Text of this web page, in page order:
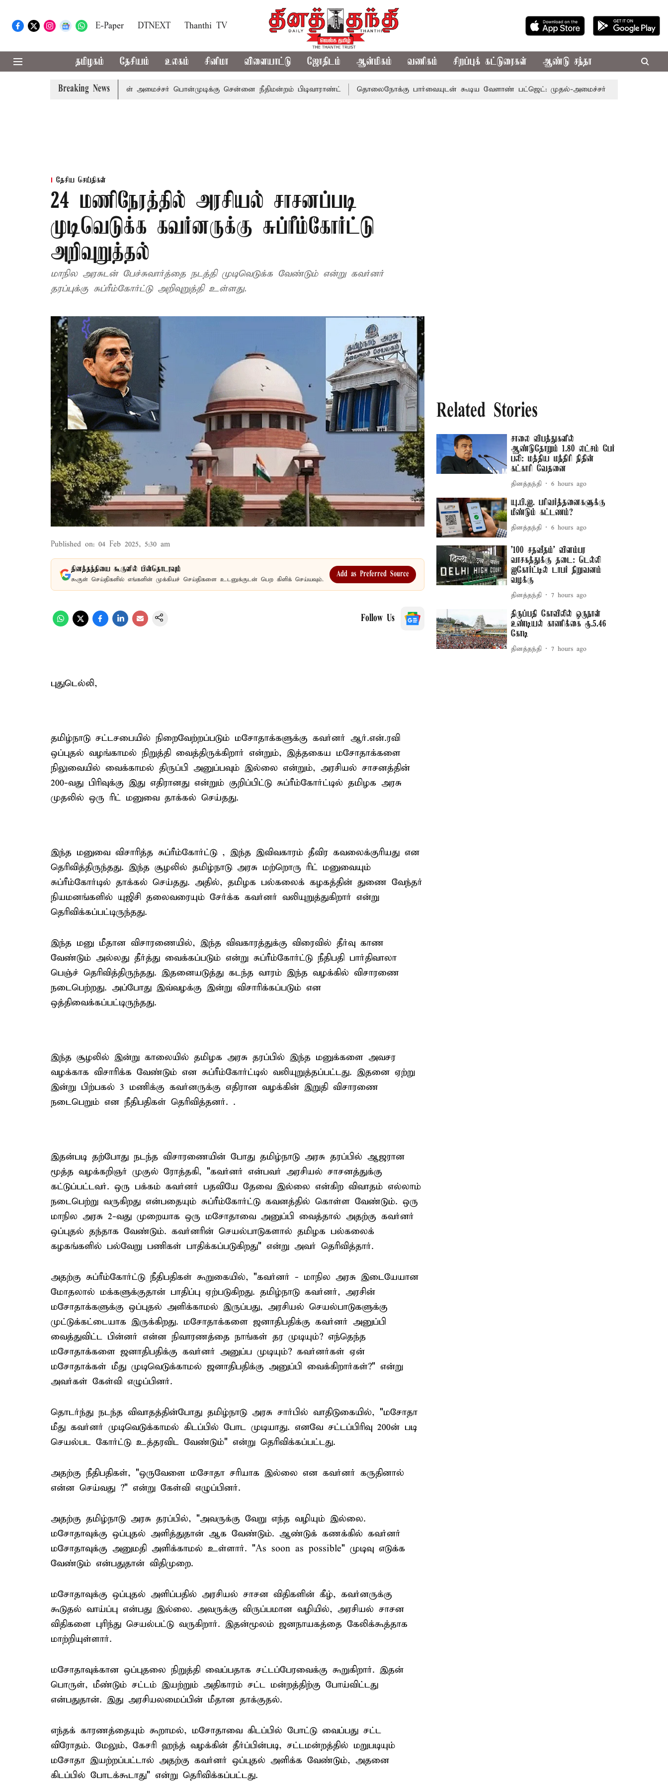
E-Paper DTNEXT Thanthi TV
தமிழகம் தேசியம் உலகம் சினிமா விளையாட்டு ஜோதிடம் ஆன்மிகம் வணிகம் சிறப்புக் கட்டுரைகள் ஆண்டு சந்தா
Breaking News
முன்னாள் அமைச்சர் பொன்முடிக்கு சென்னை நீதிமன்றம் பிடிவாராண்ட் தொலைநோக்கு பார்வையுடன் கூடிய வேளாண் பட்ஜெட்: முதல்-அமைச்சர் விஜய்
தேசிய செய்திகள்
24 மணிநேரத்தில் அரசியல் சாசனப்படி
முடிவெடுக்க கவர்னருக்கு சுப்ரீம்கோர்ட்டு
அறிவுறுத்தல்
மாநில அரசுடன் பேச்சுவார்த்தை நடத்தி முடிவெடுக்க வேண்டும் என்று கவர்னர்
தரப்புக்கு சுப்ரீம்கோர்ட்டு அறிவுறுத்தி உள்ளது.
Published on: 04 Feb 2025, 5:30 am
தினத்தந்தியை கூகுளில் பின்தொடரவும்
கூகுள் செய்திகளில் எங்களின் முக்கியச் செய்திகளை உடனுக்குடன் பெற கிளிக் செய்யவும்.
Add as Preferred Source
Follow Us
புதுடெல்லி,
தமிழ்நாடு சட்டசபையில் நிறைவேற்றப்படும் மசோதாக்களுக்கு கவர்னர் ஆர்.என்.ரவி
ஒப்புதல் வழங்காமல் நிறுத்தி வைத்திருக்கிறார் என்றும், இத்தகைய மசோதாக்களை
நிலுவையில் வைக்காமல் திருப்பி அனுப்பவும் இல்லை என்றும், அரசியல் சாசனத்தின்
200-வது பிரிவுக்கு இது எதிரானது என்றும் குறிப்பிட்டு சுப்ரீம்கோர்ட்டில் தமிழக அரசு
முதலில் ஒரு ரிட் மனுவை தாக்கல் செய்தது.
இந்த மனுவை விசாரித்த சுப்ரீம்கோர்ட்டு , இந்த இவிவகாரம் தீவிர கவலைக்குரியது என
தெரிவித்திருந்தது. இந்த சூழலில் தமிழ்நாடு அரசு மற்றொரு ரிட் மனுவையும்
சுப்ரீம்கோர்டில் தாக்கல் செய்தது. அதில், தமிழக பல்கலைக் கழகத்தின் துணை வேந்தர்
நியமனங்களில் யுஜிசி தலைவரையும் சேர்க்க கவர்னர் வலியுறுத்துகிறார் என்று
தெரிவிக்கப்பட்டிருந்தது.
இந்த மனு மீதான விசாரணையில், இந்த விவகாரத்துக்கு விரைவில் தீர்வு காண
வேண்டும் அல்லது தீர்த்து வைக்கப்படும் என்று சுப்ரீம்கோர்ட்டு நீதிபதி பார்திவாலா
பெஞ்ச் தெரிவித்திருந்தது. இதனையடுத்து கடந்த வாரம் இந்த வழக்கில் விசாரணை
நடைபெற்றது. அப்போது இவ்வழக்கு இன்று விசாரிக்கப்படும் என
ஒத்திவைக்கப்பட்டிருந்தது.
இந்த சூழலில் இன்று காலையில் தமிழக அரசு தரப்பில் இந்த மனுக்களை அவசர
வழக்காக விசாரிக்க வேண்டும் என சுப்ரீம்கோர்ட்டில் வலியுறுத்தப்பட்டது. இதனை ஏற்று
இன்று பிற்பகல் 3 மணிக்கு கவர்னருக்கு எதிரான வழக்கின் இறுதி விசாரணை
நடைபெறும் என நீதிபதிகள் தெரிவித்தனர். .
இதன்படி தற்போது நடந்த விசாரணையின் போது தமிழ்நாடு அரசு தரப்பில் ஆஜரான
மூத்த வழக்கறிஞர் முகுல் ரோத்தகி, "கவர்னர் என்பவர் அரசியல் சாசனத்துக்கு
கட்டுப்பட்டவர். ஒரு பக்கம் கவர்னர் பதவியே தேவை இல்லை என்கிற விவாதம் எல்லாம்
நடைபெற்று வருகிறது என்பதையும் சுப்ரீம்கோர்ட்டு கவனத்தில் கொள்ள வேண்டும். ஒரு
மாநில அரசு 2-வது முறையாக ஒரு மசோதாவை அனுப்பி வைத்தால் அதற்கு கவர்னர்
ஒப்புதல் தந்தாக வேண்டும். கவர்னரின் செயல்பாடுகளால் தமிழக பல்கலைக்
கழகங்களில் பல்வேறு பணிகள் பாதிக்கப்படுகிறது" என்று அவர் தெரிவித்தார்.
அதற்கு சுப்ரீம்கோர்ட்டு நீதிபதிகள் கூறுகையில், "கவர்னர் - மாநில அரசு இடையேயான
மோதலால் மக்களுக்குதான் பாதிப்பு ஏற்படுகிறது. தமிழ்நாடு கவர்னர், அரசின்
மசோதாக்களுக்கு ஒப்புதல் அளிக்காமல் இருப்பது, அரசியல் செயல்பாடுகளுக்கு
முட்டுக்கட்டையாக இருக்கிறது. மசோதாக்களை ஜனாதிபதிக்கு கவர்னர் அனுப்பி
வைத்துவிட்ட பின்னர் என்ன நிவாரணத்தை நாங்கள் தர முடியும்? எந்தெந்த
மசோதாக்களை ஜனாதிபதிக்கு கவர்னர் அனுப்ப முடியும்? கவர்னர்கள் ஏன்
மசோதாக்கள் மீது முடிவெடுக்காமல் ஜனாதிபதிக்கு அனுப்பி வைக்கிறார்கள்?" என்று
அவர்கள் கேள்வி எழுப்பினர்.
தொடர்ந்து நடந்த விவாதத்தின்போது தமிழ்நாடு அரசு சார்பில் வாதிடுகையில், "மசோதா
மீது கவர்னர் முடிவெடுக்காமல் கிடப்பில் போட முடியாது. எனவே சட்டப்பிரிவு 200ன் படி
செயல்பட கோர்ட்டு உத்தரவிட வேண்டும்" என்று தெரிவிக்கப்பட்டது.
அதற்கு நீதிபதிகள், "ஒருவேளை மசோதா சரியாக இல்லை என கவர்னர் கருதினால்
என்ன செய்வது ?" என்று கேள்வி எழுப்பினர்.
அதற்கு தமிழ்நாடு அரசு தரப்பில், "அவருக்கு வேறு எந்த வழியும் இல்லை.
மசோதாவுக்கு ஒப்புதல் அளித்துதான் ஆக வேண்டும். ஆண்டுக் கணக்கில் கவர்னர்
மசோதாவுக்கு அனுமதி அளிக்காமல் உள்ளார். "As soon as possible" முடிவு எடுக்க
வேண்டும் என்பதுதான் விதிமுறை.
மசோதாவுக்கு ஒப்புதல் அளிப்பதில் அரசியல் சாசன விதிகளின் கீழ், கவர்னருக்கு
கூடுதல் வாய்ப்பு என்பது இல்லை. அவருக்கு விருப்பமான வழியில், அரசியல் சாசன
விதிகளை புரிந்து செயல்பட்டு வருகிறார். இதன்மூலம் ஜனநாயகத்தை கேலிக்கூத்தாக
மாற்றியுள்ளார்.
மசோதாவுக்கான ஒப்புதலை நிறுத்தி வைப்பதாக சட்டப்பேரவைக்கு கூறுகிறார். இதன்
பொருள், மீண்டும் சட்டம் இயற்றும் அதிகாரம் சட்ட மன்றத்திற்கு போய்விட்டது
என்பதுதான். இது அரசியலமைப்பின் மீதான தாக்குதல்.
எந்தக் காரணத்தையும் கூறாமல், மசோதாவை கிடப்பில் போட்டு வைப்பது சட்ட
விரோதம். மேலும், கேசரி ஹந்த் வழக்கின் தீர்ப்பின்படி, சட்டமன்றத்தில் மறுபடியும்
மசோதா இயற்றப்பட்டால் அதற்கு கவர்னர் ஒப்புதல் அளிக்க வேண்டும், அதனை
கிடப்பில் போடக்கூடாது" என்று தெரிவிக்கப்பட்டது.
Related Stories
சாலை விபத்துகளில்
ஆண்டுதோறும் 1.80 லட்சம் பேர்
பலி: மத்திய மந்திரி நிதின்
கட்காரி வேதனை
தினத்தந்தி 6 hours ago
யு.பி.ஐ. பரிவர்த்தனைகளுக்கு
மீண்டும் கட்டணம்?
தினத்தந்தி 6 hours ago
'100 சதவீதம்' விளம்பர
வாசகத்துக்கு தடை: டெல்லி
ஐகோர்ட்டில் டாபர் நிறுவனம்
வழக்கு
தினத்தந்தி 7 hours ago
திருப்பதி கோவிலில் ஒருநாள்
உண்டியல் காணிக்கை ரூ.5.46
கோடி
தினத்தந்தி 7 hours ago